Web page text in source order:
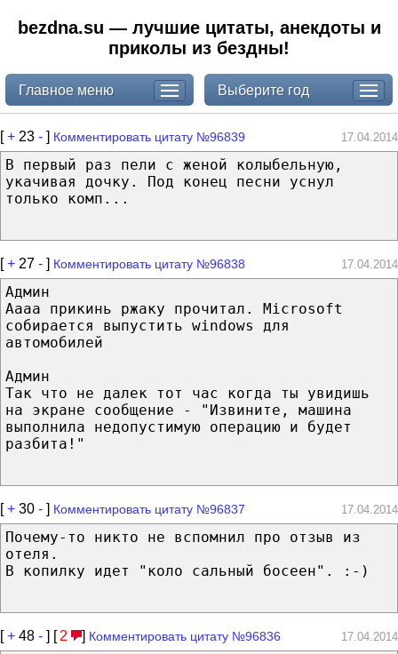
bezdna.su — лучшие цитаты, анекдоты и
приколы из бездны!
Главное меню Выберите год
[+ 23 - ] Комментировать цитату №96839 17.04.2014
В первый раз пели с женой колыбельную,
укачивая дочку. Под конец песни уснул
только комп...
[+ 27 - ] Комментировать цитату №96838 17.04.2014
Админ
Аааа прикинь ржаку прочитал. Microsoft
собирается выпустить windows для
автомобилей
Админ
Так что не далек тот час когда ты увидишь
на экране сообщение - "Извините, машина
выполнила недопустимую операцию и будет
разбита!"
[+ 30 - ] Комментировать цитату №96837 17.04.2014
Почему-то никто не вспомнил про отзыв из
отеля.
В копилку идет "коло сальный босеен". :-)
[+ 48 - ] [ 2 ] Комментировать цитату №96836 17.04.2014